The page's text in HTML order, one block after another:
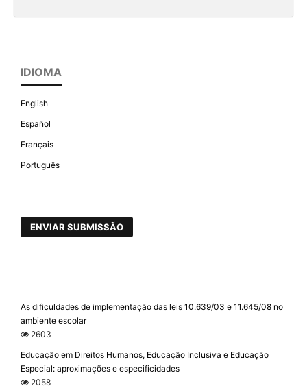
IDIOMA
English
Español
Français
Português
ENVIAR SUBMISSÃO
As dificuldades de implementação das leis 10.639/03 e 11.645/08 no
ambiente escolar
2603
Educação em Direitos Humanos, Educação Inclusiva e Educação
Especial: aproximações e especificidades
2058